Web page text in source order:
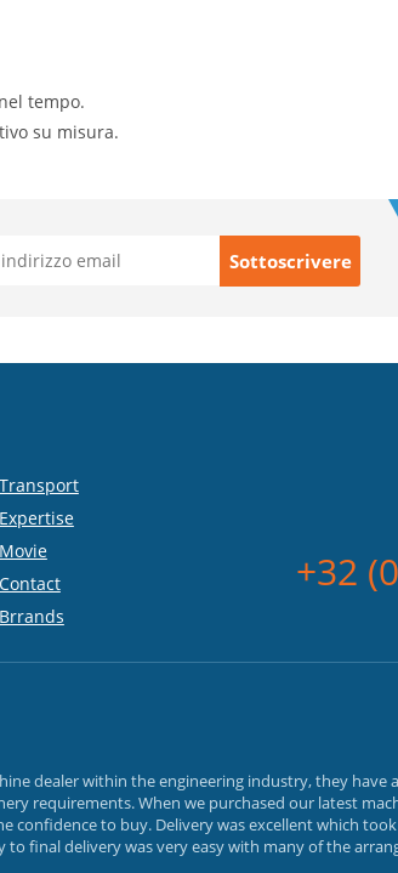
tempo.
su misura.
Transport
Expertise
Movie
Contact
Brrands
+32
dealer within the engineering industry, they
requirements. When we purchased our latest
confidence to buy. Delivery was excellent which
final delivery was very easy with many of the